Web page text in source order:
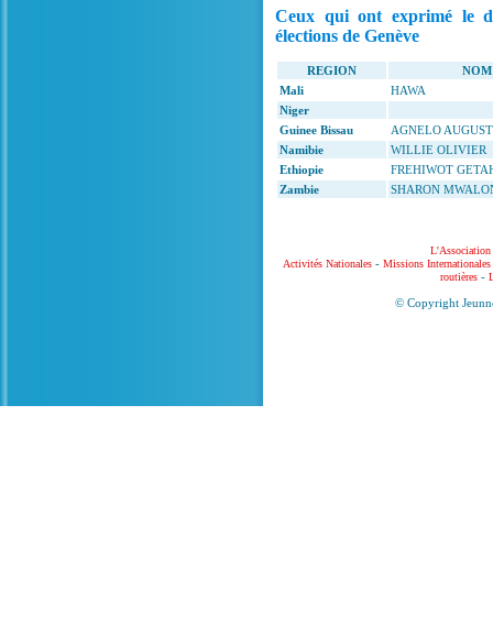
Ceux qui ont exprimé le
élections de Genève
REGION
Mali
HAWA
Niger
Guinee Bissau
AGNELO
Namibie
WILLIE OLIVIER
Ethiopie
FREHIWOT
Zambie
SHARON
L'Association
Activités Nationales - Missions Internationales
routières-
© Copyright